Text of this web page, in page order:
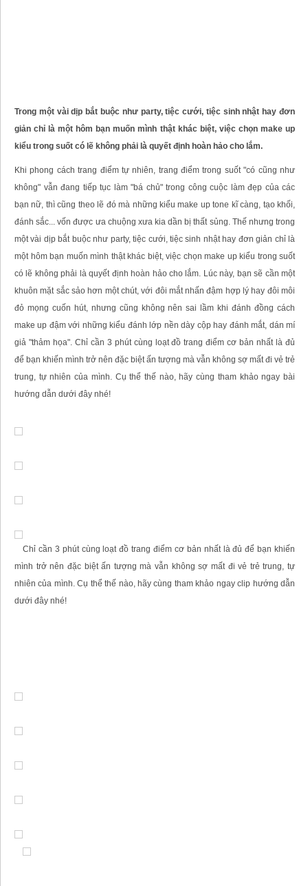
Trong một vài dịp bắt buộc như party, tiệc cưới, tiệc sinh nhật hay đơn
giản chỉ là một hôm bạn muốn mình thật khác biệt, việc chọn make up
kiểu trong suốt có lẽ không phải là quyết định hoàn hảo cho lắm.
Khi phong cách trang điểm tự nhiên, trang điểm trong suốt "có cũng như
không" vẫn đang tiếp tục làm "bá chủ" trong công cuộc làm đẹp của các
bạn nữ, thì cũng theo lẽ đó mà những kiểu make up tone kĩ càng, tạo khối,
đánh sắc... vốn được ưa chuộng xưa kia dần bị thất sủng. Thế nhưng trong
một vài dịp bắt buộc như party, tiệc cưới, tiệc sinh nhật hay đơn giản chỉ là
một hôm bạn muốn mình thật khác biệt, việc chọn make up kiểu trong suốt
có lẽ không phải là quyết định hoàn hảo cho lắm. Lúc này, bạn sẽ cần một
khuôn mặt sắc sảo hơn một chút, với đôi mắt nhấn đậm hợp lý hay đôi môi
đỏ mọng cuốn hút, nhưng cũng không nên sai lầm khi đánh đồng cách
make up đậm với những kiểu đánh lớp nền dày cộp hay đánh mắt, dán mí
giả "thảm họa". Chỉ cần 3 phút cùng loạt đồ trang điểm cơ bản nhất là đủ
để bạn khiến mình trở nên đặc biệt ấn tượng mà vẫn không sợ mất đi vẻ trẻ
trung, tự nhiên của mình. Cụ thể thế nào, hãy cùng tham khảo ngay bài
hướng dẫn dưới đây nhé!
Chỉ cần 3 phút cùng loạt đồ trang điểm cơ bản nhất là đủ để bạn khiến
mình trở nên đặc biệt ấn tượng mà vẫn không sợ mất đi vẻ trẻ trung, tự
nhiên của mình. Cụ thể thế nào, hãy cùng tham khảo ngay clip hướng dẫn
dưới đây nhé!